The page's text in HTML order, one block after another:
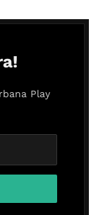
Play